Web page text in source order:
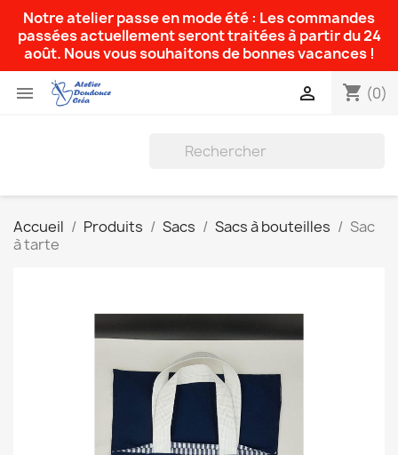
Notre atelier passe en mode été : Les commandes
passées actuellement seront traitées à partir du 24
août. Nous vous souhaitons de bonnes vacances !
 shopping_cart (0)

Accueil Produits Sacs Sacs à bouteilles
Sac
à tarte